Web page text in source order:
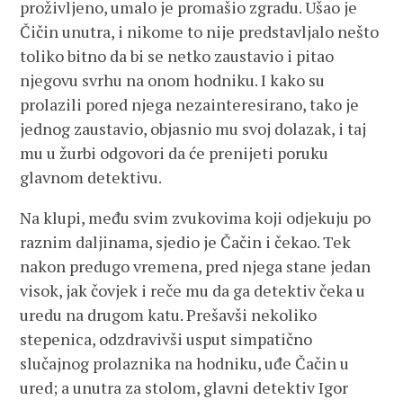
proživljeno, umalo je promašio zgradu. Ušao je
Čičin unutra, i nikome to nije predstavljalo nešto
toliko bitno da bi se netko zaustavio i pitao
njegovu svrhu na onom hodniku. I kako su
prolazili pored njega nezainteresirano, tako je
jednog zaustavio, objasnio mu svoj dolazak, i taj
mu u žurbi odgovori da će prenijeti poruku
glavnom detektivu.
Na klupi, među svim zvukovima koji odjekuju po
raznim daljinama, sjedio je Čačin i čekao. Tek
nakon predugo vremena, pred njega stane jedan
visok, jak čovjek i reče mu da ga detektiv čeka u
uredu na drugom katu. Prešavši nekoliko
stepenica, odzdravivši usput simpatično
slučajnog prolaznika na hodniku, uđe Čačin u
ured; a unutra za stolom, glavni detektiv Igor